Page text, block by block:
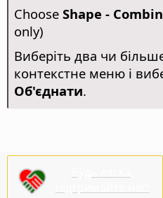
Choose Shape -
only)
Виберіть два чи
контекстне меню і
Об'єднати.